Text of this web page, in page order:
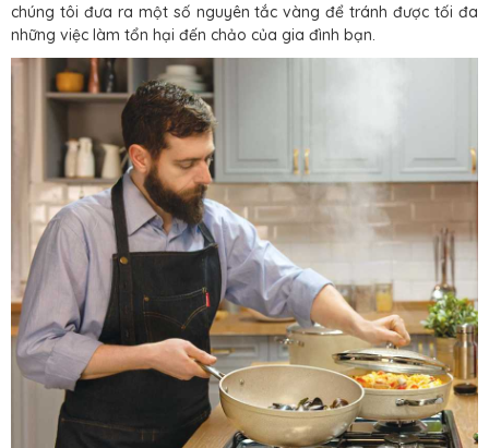
chúng tôi đưa ra một số nguyên tắc vàng để tránh được tối đa
những việc làm tổn hại đến chảo của gia đình bạn.